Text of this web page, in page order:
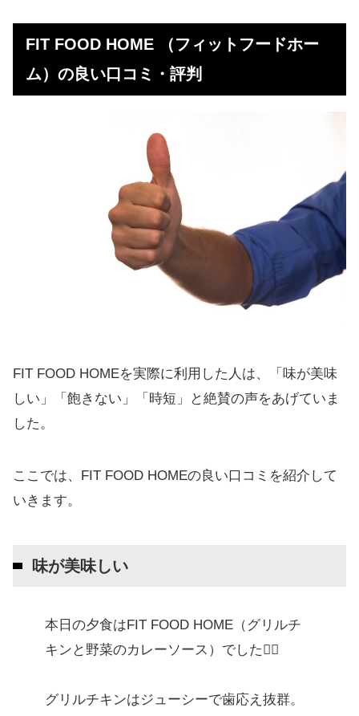
FIT FOOD HOME （フィットフードホー
ム）の良い口コミ・評判
FIT FOOD HOMEを実際に利用した人は、「味が美味
しい」「飽きない」「時短」と絶賛の声をあげていま
した。
ここでは、FIT FOOD HOMEの良い口コミを紹介して
いきます。
味が美味しい
本日の夕食はFIT FOOD HOME（グリルチ
キンと野菜のカレーソース）でした🙋‍♂️
グリルチキンはジューシーで歯応え抜群。